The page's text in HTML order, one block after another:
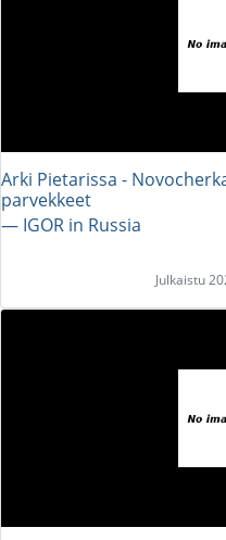
Arki Pietarissa -
parvekkeet
― IGOR in Russia
Julkaistu